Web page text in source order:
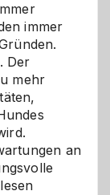
immer
Der
mehr
an